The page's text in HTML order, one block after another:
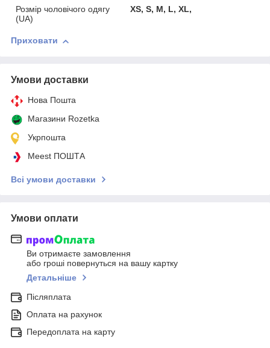
Розмір чоловічого одягу
(UA)
XS, S, M, L, XL,
Приховати
Умови доставки
Нова Пошта
Магазини Rozetka
Укрпошта
Meest ПОШТА
Всі умови доставки
Умови оплати
Ви отримаєте замовлення
або гроші повернуться на вашу картку
Детальніше
Післяплата
Оплата на рахунок
Передоплата на карту